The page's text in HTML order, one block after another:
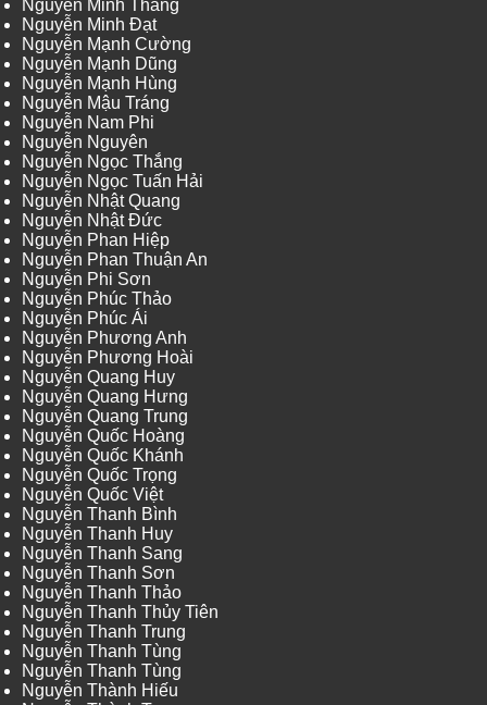
Nguyễn Minh Thắng
Nguyễn Minh Đạt
Nguyễn Mạnh Cường
Nguyễn Mạnh Dũng
Nguyễn Mạnh Hùng
Nguyễn Mậu Tráng
Nguyễn Nam Phi
Nguyễn Nguyên
Nguyễn Ngọc Thắng
Nguyễn Ngọc Tuấn Hải
Nguyễn Nhật Quang
Nguyễn Nhật Đức
Nguyễn Phan Hiệp
Nguyễn Phan Thuận An
Nguyễn Phi Sơn
Nguyễn Phúc Thảo
Nguyễn Phúc Ái
Nguyễn Phương Anh
Nguyễn Phương Hoài
Nguyễn Quang Huy
Nguyễn Quang Hưng
Nguyễn Quang Trung
Nguyễn Quốc Hoàng
Nguyễn Quốc Khánh
Nguyễn Quốc Trọng
Nguyễn Quốc Việt
Nguyễn Thanh Bình
Nguyễn Thanh Huy
Nguyễn Thanh Sang
Nguyễn Thanh Sơn
Nguyễn Thanh Thảo
Nguyễn Thanh Thủy Tiên
Nguyễn Thanh Trung
Nguyễn Thanh Tùng
Nguyễn Thanh Tùng
Nguyễn Thành Hiếu